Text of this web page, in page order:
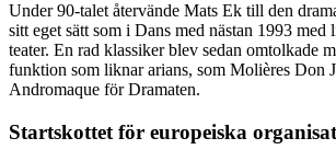
Under 90-talet återvände Mats Ek till den
sitt eget sätt som i Dans med nästan 1993 med
teater. En rad klassiker blev sedan omtolkade
funktion som liknar arians, som Molières Don
Andromaque för Dramaten.
Startskottet för europeiska